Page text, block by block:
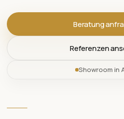
Beratung
Referenzen
Showroom in